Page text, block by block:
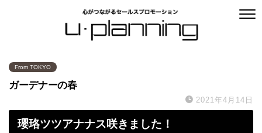
From TOKYO
ガーデナーの春
2021年4月14日
瓔珞ツツアナナス咲きました！